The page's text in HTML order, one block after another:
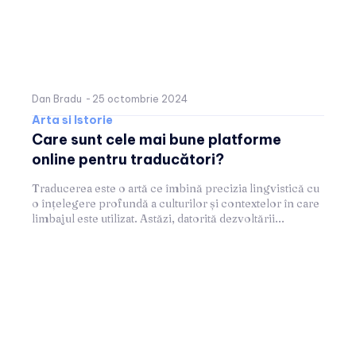
Dan Bradu - 25 octombrie 2024
Arta si Istorie
Care sunt cele mai bune platforme
online pentru traducători?
Traducerea este o artă ce îmbină precizia lingvistică cu
o înțelegere profundă a culturilor și contextelor în care
limbajul este utilizat. Astăzi, datorită dezvoltării...